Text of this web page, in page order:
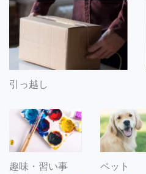
引っ越し
趣味・習い事 ペット